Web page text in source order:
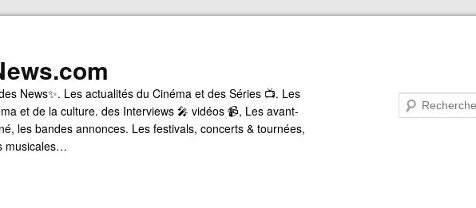
News✨. Les actualités du Cinéma et des Séries 📺. Les
et de la culture. des Interviews 🎤 vidéos 📹, Les avant-
les bandes annonces. Les festivals, concerts & tournées,
musicales…